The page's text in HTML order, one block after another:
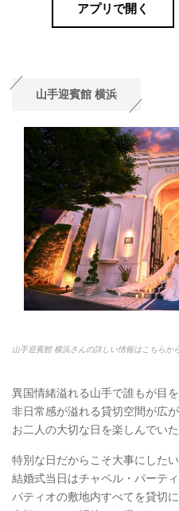
アプリで開く
山手迎賓館 横浜
山手迎賓館 横浜さんの詳しい情報はこちらか
異国情緒溢れる山手で誰もが目
非日常感が溢れる貸切空間が広が
お二人の大切な日を楽しんでいた
特別な日だからこそ大事にしたい
結婚式当日はチャペル・パーテ
パティオの敷地内すべてを貸切に